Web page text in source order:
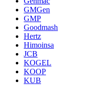
GMGen
GMP
Goodmash
Hertz
Himoinsa
JCB
KOGEL
KOOP
KUB